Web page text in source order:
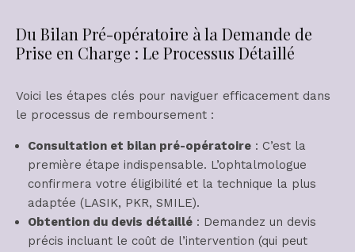
Du Bilan Pré-opératoire à la Demande de
Prise en Charge : Le Processus Détaillé
Voici les étapes clés pour naviguer efficacement dans
le processus de remboursement :
Consultation et bilan pré-opératoire : C’est la
première étape indispensable. L’ophtalmologue
confirmera votre éligibilité et la technique la plus
adaptée (LASIK, PKR, SMILE).
Obtention du devis détaillé : Demandez un devis
précis incluant le coût de l’intervention (qui peut